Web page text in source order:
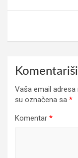
Komentariši
Vaša email adresa
su označena sa *
Komentar *